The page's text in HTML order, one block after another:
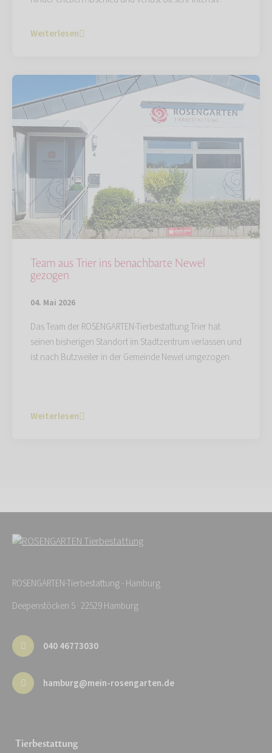
Weiterlesen
Team aus Trier ins benachbarte Newel
gezogen
04. Mai 2026
Das Team der ROSENGARTEN-Tierbestattung Trier hat
seinen bisherigen Standort im Stadtzentrum verlassen und
ist nach Butzweiler in der Gemeinde Newel umgezogen.
Weiterlesen
ROSENGARTEN-Tierbestattung - Hamburg
Deepenstöcken 5 · 22529 Hamburg
040 46773030
hamburg@mein-rosengarten.de
Tierbestattung